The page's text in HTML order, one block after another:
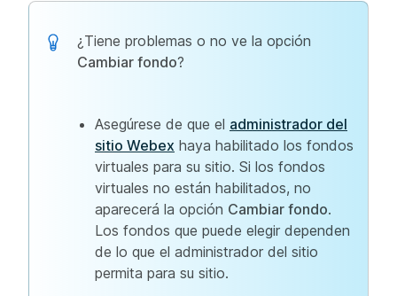
¿Tiene problemas o no ve la opción
Cambiar fondo?
Asegúrese de que el administrador del
sitio Webex haya habilitado los fondos
virtuales para su sitio. Si los fondos
virtuales no están habilitados, no
aparecerá la opción Cambiar fondo.
Los fondos que puede elegir dependen
de lo que el administrador del sitio
permita para su sitio.